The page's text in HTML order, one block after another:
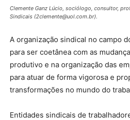
Clemente Ganz Lúcio, sociólogo, consultor,
Sindicais (2clemente@uol.com.br).
A organização sindical no campo
para ser coetânea com as
produtivo e na organização das
para atuar de forma vigorosa e
transformações no mundo do
Entidades sindicais de